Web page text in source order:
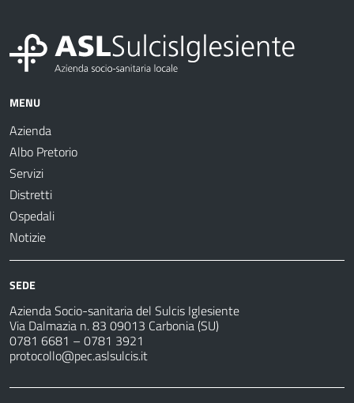
MENU
Azienda
Albo Pretorio
Servizi
Distretti
Ospedali
Notizie
SEDE
Azienda Socio-sanitaria del Sulcis Iglesiente
Via Dalmazia n. 83 09013 Carbonia (SU)
0781 6681 – 0781 3921
protocollo@pec.aslsulcis.it